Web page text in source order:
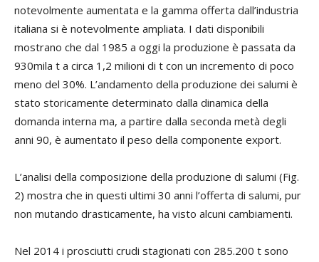
notevolmente aumentata e la gamma offerta dall’industria
italiana si è notevolmente ampliata. I dati disponibili
mostrano che dal 1985 a oggi la produzione è passata da
930mila t a circa 1,2 milioni di t con un incremento di poco
meno del 30%. L’andamento della produzione dei salumi è
stato storicamente determinato dalla dinamica della
domanda interna ma, a partire dalla seconda metà degli
anni 90, è aumentato il peso della componente export.
L’analisi della composizione della produzione di salumi (Fig.
2) mostra che in questi ultimi 30 anni l’offerta di salumi, pur
non mutando drasticamente, ha visto alcuni cambiamenti.
Nel 2014 i prosciutti crudi stagionati con 285.200 t sono